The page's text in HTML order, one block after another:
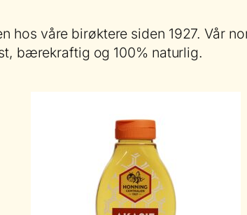
hos våre birøktere siden 1927. Vår
bærekraftig og 100% naturlig.